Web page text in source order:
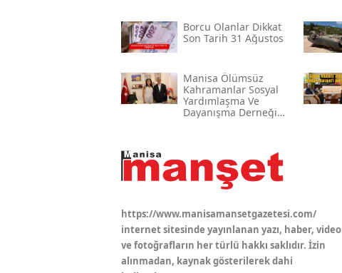
Borcu Olanlar Dikkat
Son Tarih 31 Ağustos
Manisa Ölümsüz
Kahramanlar Sosyal
Yardımlaşma Ve
Dayanışma Derneği
https://www.manisamansetgazetesi.com/
internet sitesinde yayınlanan yazı, haber, video
ve fotoğrafların her türlü hakkı saklıdır. İzin
alınmadan, kaynak gösterilerek dahi